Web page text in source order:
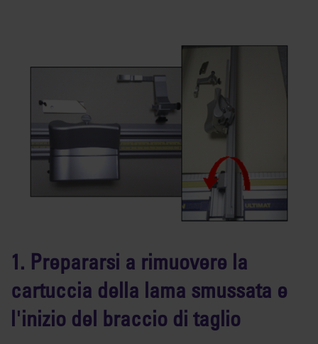
1. Prepararsi a rimuovere la
cartuccia della lama smussata e
l'inizio del braccio di taglio